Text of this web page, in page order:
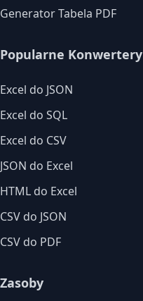
Generator Tabela PDF
Popularne Konwertery
Excel do JSON
Excel do SQL
Excel do CSV
JSON do Excel
HTML do Excel
CSV do JSON
CSV do PDF
Zasoby